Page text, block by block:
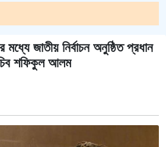
জাতীয় নির্বাচন অনুষ্ঠিত প্রধান
শফিকুল আলম